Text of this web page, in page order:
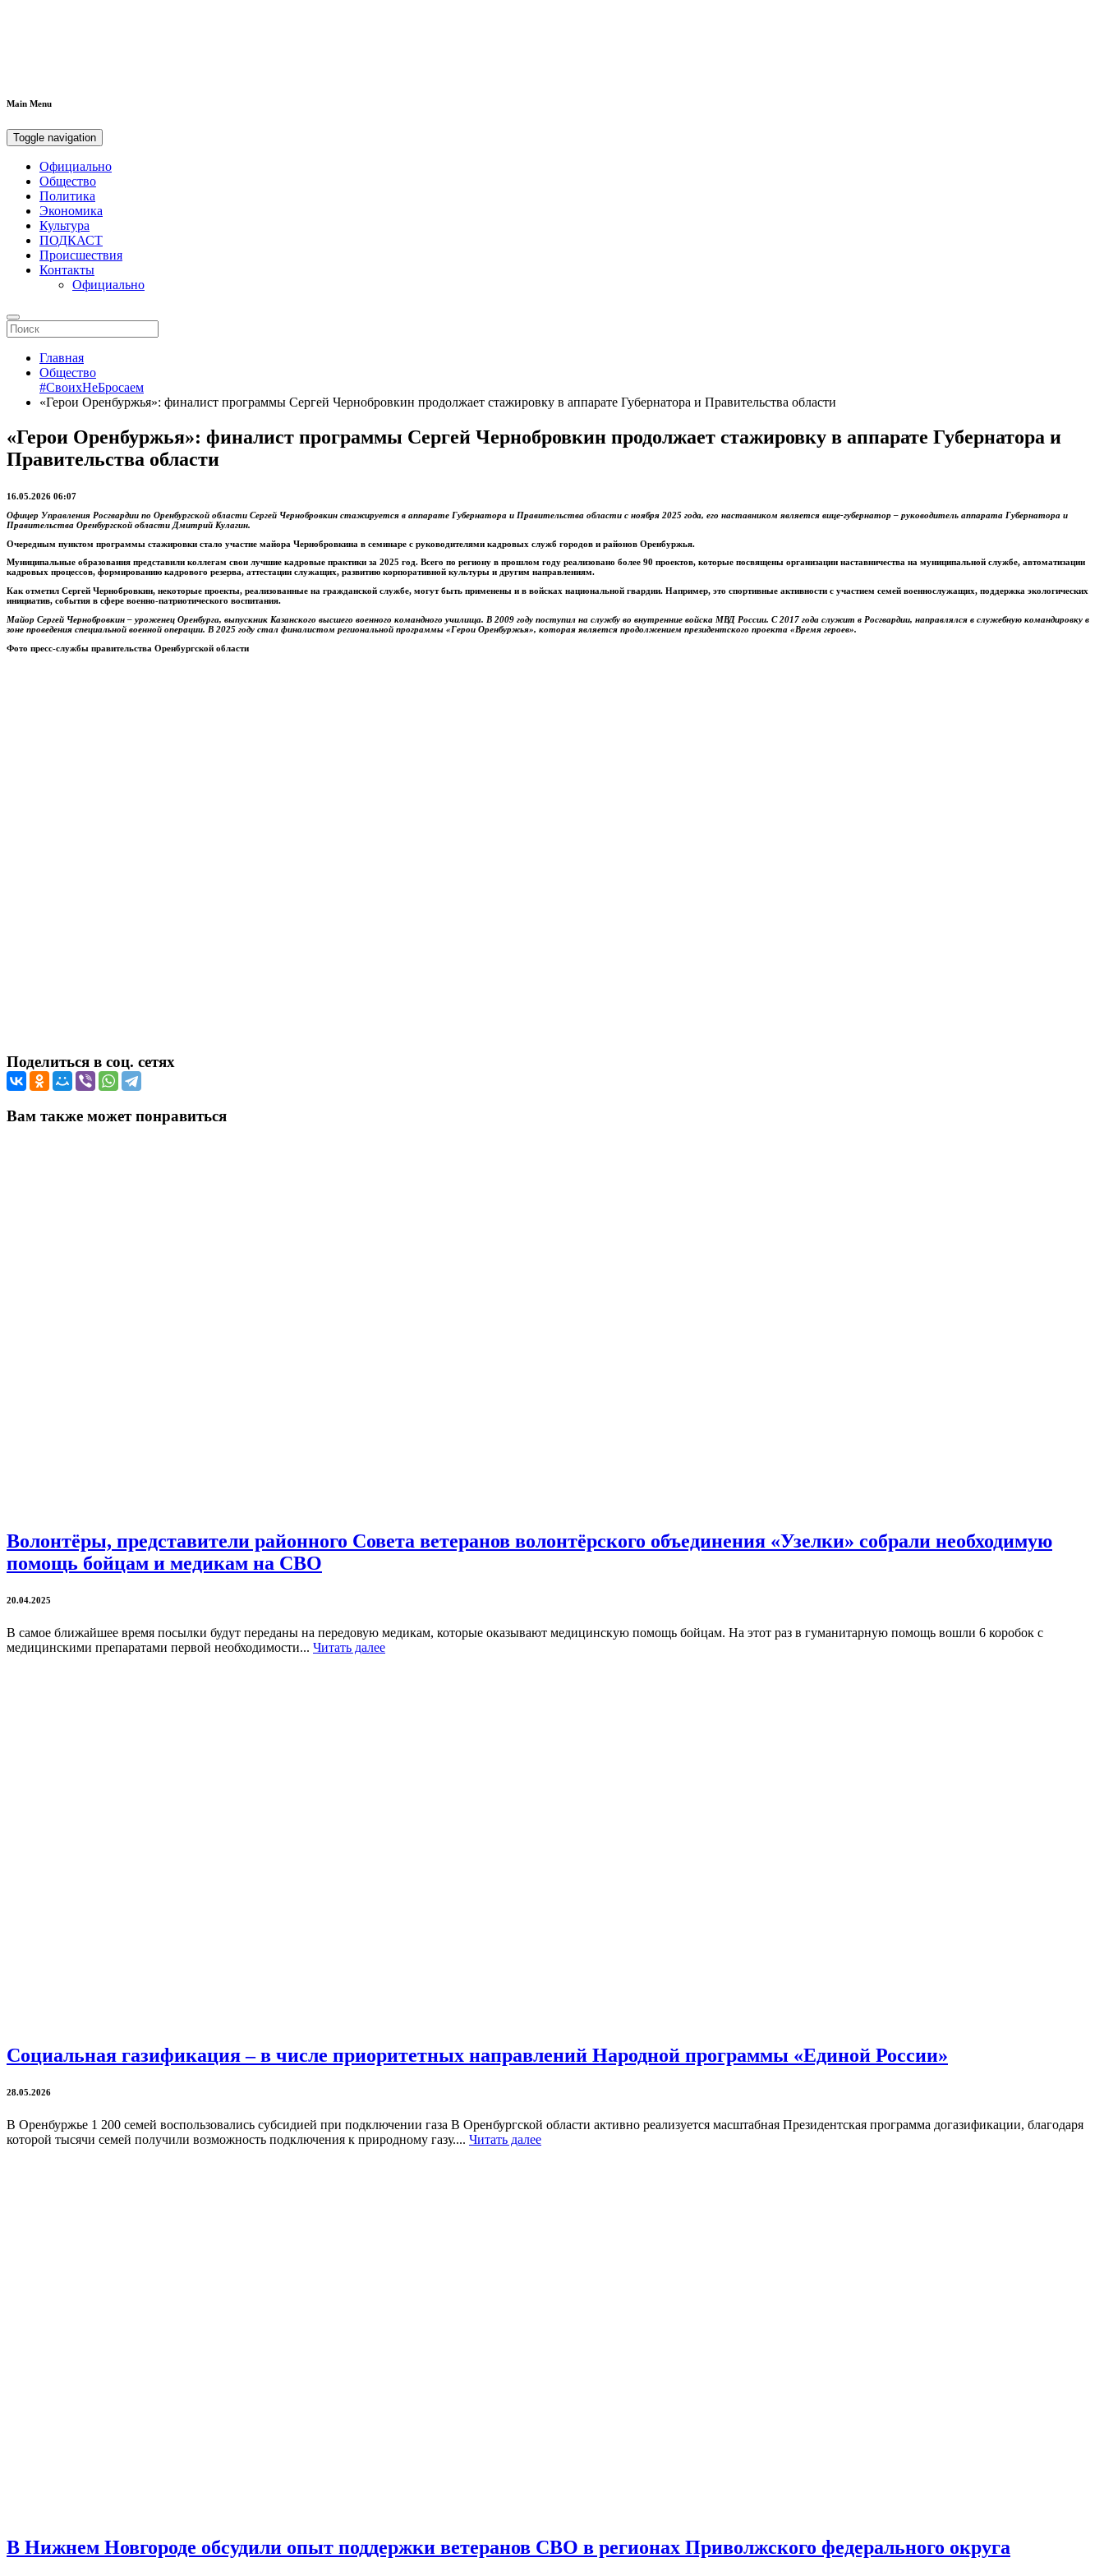
Main Menu
Toggle navigation
Официально
Общество
Политика
Экономика
Культура
ПОДКАСТ
Происшествия
Контакты
Официально
Главная
Общество
#СвоихНеБросаем
«Герои Оренбуржья»: финалист программы Сергей Чернобровкин продолжает стажировку в аппарате Губернатора и Правительства области
«Герои Оренбуржья»: финалист программы Сергей Чернобровкин продолжает стажировку в аппарате Губернатора и
Правительства области
16.05.2026 06:07
Офицер Управления Росгвардии по Оренбургской области Сергей Чернобровкин стажируется в аппарате Губернатора и Правительства области с ноября 2025 года, его наставником является вице-губернатор – руководитель аппарата Губернатора и
Правительства Оренбургской области Дмитрий Кулагин.
Очередным пунктом программы стажировки стало участие майора Чернобровкина в семинаре с руководителями кадровых служб городов и районов Оренбуржья.
Муниципальные образования представили коллегам свои лучшие кадровые практики за 2025 год. Всего по региону в прошлом году реализовано более 90 проектов, которые посвящены организации наставничества на муниципальной службе, автоматизации
кадровых процессов, формированию кадрового резерва, аттестации служащих, развитию корпоративной культуры и другим направлениям.
Как отметил Сергей Чернобровкин, некоторые проекты, реализованные на гражданской службе, могут быть применены и в войсках национальной гвардии. Например, это спортивные активности с участием семей военнослужащих, поддержка экологических
инициатив, события в сфере военно-патриотического воспитания.
Майор Сергей Чернобровкин – уроженец Оренбурга, выпускник Казанского высшего военного командного училища. В 2009 году поступил на службу во внутренние войска МВД России. С 2017 года служит в Росгвардии, направлялся в служебную командировку в
зоне проведения специальной военной операции. В 2025 году стал финалистом региональной программы «Герои Оренбуржья», которая является продолжением президентского проекта «Время героев».
Фото пресс-службы правительства Оренбургской области
Поделиться в соц. сетях
Вам также может понравиться
Волонтёры, представители районного Совета ветеранов волонтёрского объединения «Узелки» собрали необходимую
помощь бойцам и медикам на СВО
20.04.2025
В самое ближайшее время посылки будут переданы на передовую медикам, которые оказывают медицинскую помощь бойцам. На этот раз в гуманитарную помощь вошли 6 коробок с
медицинскими препаратами первой необходимости... Читать далее
Социальная газификация – в числе приоритетных направлений Народной программы «Единой России»
28.05.2026
В Оренбуржье 1 200 семей воспользовались субсидией при подключении газа В Оренбургской области активно реализуется масштабная Президентская программа догазификации, благодаря
которой тысячи семей получили возможность подключения к природному газу.... Читать далее
В Нижнем Новгороде обсудили опыт поддержки ветеранов СВО в регионах Приволжского федерального округа